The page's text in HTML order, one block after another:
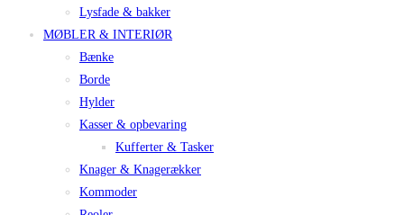
Lysfade & bakker
MØBLER & INTERIØR
Bænke
Borde
Hylder
Kasser & opbevaring
Kufferter & Tasker
Knager & Knagerækker
Kommoder